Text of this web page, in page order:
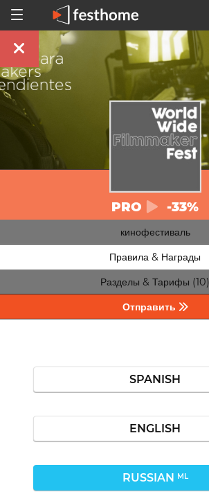
PRO -33%
кинофестиваль
Правила & Награды
Разделы & Тарифы (10)
Отправить
SPANISH
ENGLISH
RUSSIAN ML